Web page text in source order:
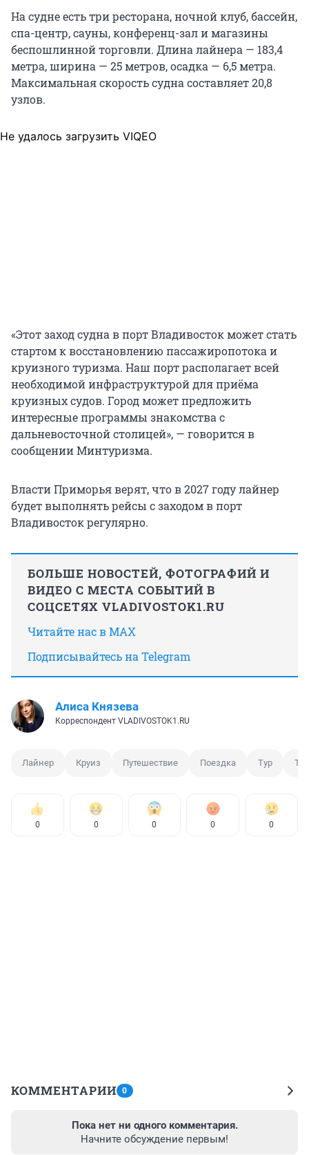
На судне есть три ресторана, ночной клуб, бассейн,
спа-центр, сауны, конференц-зал и магазины
беспошлинной торговли. Длина лайнера — 183,4
метра, ширина — 25 метров, осадка — 6,5 метра.
Максимальная скорость судна составляет 20,8
узлов.
Не удалось загрузить VIQEO
«Этот заход судна в порт Владивосток может стать
стартом к восстановлению пассажиропотока и
круизного туризма. Наш порт располагает всей
необходимой инфраструктурой для приёма
круизных судов. Город может предложить
интересные программы знакомства с
дальневосточной столицей», — говорится в
сообщении Минтуризма.
Власти Приморья верят, что в 2027 году лайнер
будет выполнять рейсы с заходом в порт
Владивосток регулярно.
БОЛЬШЕ НОВОСТЕЙ, ФОТОГРАФИЙ И
ВИДЕО С МЕСТА СОБЫТИЙ В
СОЦСЕТЯХ VLADIVOSTOK1.RU
Читайте нас в MAX
Подписывайтесь на Telegram
Алиса Князева
Корреспондент VLADIVOSTOK1.RU
Лайнер Круиз Путешествие Поездка Тур
0 0 0 0 0
КОММЕНТАРИИ 0
Пока нет ни одного комментария.
Начните обсуждение первым!